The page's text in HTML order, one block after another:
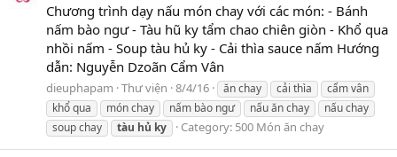
Chương trình dạy nấu món chay với các món: - Bánh
nấm bào ngư - Tàu hũ ky tẩm chao chiên giòn - Khổ qua
nhồi nấm - Soup tàu hủ ky - Cải thìa sauce nấm Hướng
dẫn: Nguyễn Dzoãn Cẩm Vân
dieuphapam Thư viện 8/4/16 ăn chay cải thìa
cẩm vân
khổ qua
món chay nấm bào ngư nấu ăn chay
nấu chay
soup chay
tàu hủ ky Category: 500 Món ăn chay